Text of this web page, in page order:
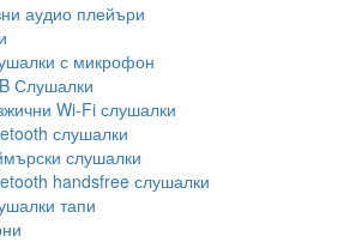
аудио плейъри
с микрофон
Слушалки
Wi-Fi слушалки
слушалки
слушалки
handsfree слушалки
тапи